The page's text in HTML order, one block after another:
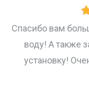
Спасибо вам
воду! А также
установку!